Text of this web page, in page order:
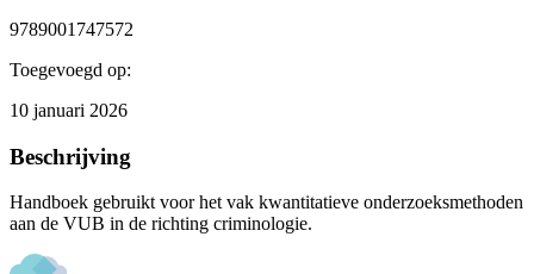
9789001747572
Toegevoegd op:
10 januari 2026
Beschrijving
Handboek gebruikt voor het vak kwantitatieve onderzoeksmethoden
aan de VUB in de richting criminologie.